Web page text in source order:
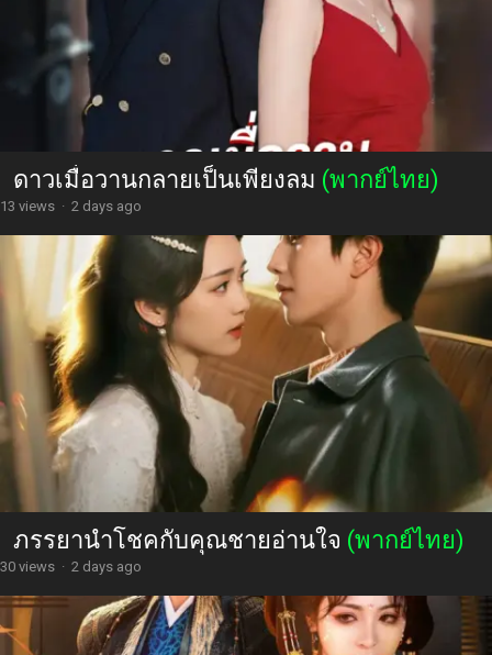
ดาวเมื่อวานกลายเป็นเพียงลม (พากย์ไทย)
13 views · 2 days ago
ภรรยานำโชคกับคุณชายอ่านใจ (พากย์ไทย)
30 views · 2 days ago